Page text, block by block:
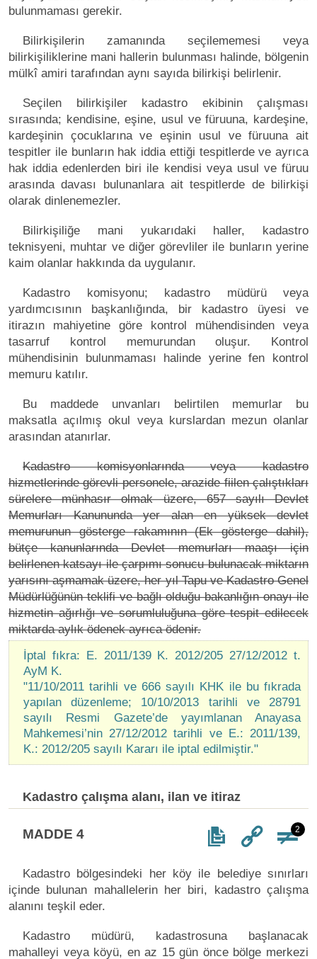
bulunmaması gerekir.
Bilirkişilerin zamanında seçilememesi veya
bilirkişiliklerine mani hallerin bulunması halinde, bölgenin
mülkî amiri tarafından aynı sayıda bilirkişi belirlenir.
Seçilen bilirkişiler kadastro ekibinin çalışması
sırasında; kendisine, eşine, usul ve füruuna, kardeşine,
kardeşinin çocuklarına ve eşinin usul ve füruuna ait
tespitler ile bunların hak iddia ettiği tespitlerde ve ayrıca
hak iddia edenlerden biri ile kendisi veya usul ve füruu
arasında davası bulunanlara ait tespitlerde de bilirkişi
olarak dinlenemezler.
Bilirkişiliğe mani yukarıdaki haller, kadastro
teknisyeni, muhtar ve diğer görevliler ile bunların yerine
kaim olanlar hakkında da uygulanır.
Kadastro komisyonu; kadastro müdürü veya
yardımcısının başkanlığında, bir kadastro üyesi ve
itirazın mahiyetine göre kontrol mühendisinden veya
tasarruf kontrol memurundan oluşur. Kontrol
mühendisinin bulunmaması halinde yerine fen kontrol
memuru katılır.
Bu maddede unvanları belirtilen memurlar bu
maksatla açılmış okul veya kurslardan mezun olanlar
arasından atanırlar.
Kadastro komisyonlarında veya kadastro
hizmetlerinde görevli personele, arazide fiilen çalıştıkları
sürelere münhasır olmak üzere, 657 sayılı Devlet
Memurları Kanununda yer alan en yüksek devlet
memurunun gösterge rakamının (Ek gösterge dahil),
bütçe kanunlarında Devlet memurları maaşı için
belirlenen katsayı ile çarpımı sonucu bulunacak miktarın
yarısını aşmamak üzere, her yıl Tapu ve Kadastro Genel
Müdürlüğünün teklifi ve bağlı olduğu bakanlığın onayı ile
hizmetin ağırlığı ve sorumluluğuna göre tespit edilecek
miktarda aylık ödenek ayrıca ödenir.
İptal fıkra: E. 2011/139 K. 2012/205 27/12/2012 t.
AyM K.
"11/10/2011 tarihli ve 666 sayılı KHK ile bu fıkrada
yapılan düzenleme; 10/10/2013 tarihli ve 28791
sayılı Resmi Gazete’de yayımlanan Anayasa
Mahkemesi’nin 27/12/2012 tarihli ve E.: 2011/139,
K.: 2012/205 sayılı Kararı ile iptal edilmiştir."
Kadastro çalışma alanı, ilan ve itiraz
MADDE 4 2
Kadastro bölgesindeki her köy ile belediye sınırları
içinde bulunan mahallelerin her biri, kadastro çalışma
alanını teşkil eder.
Kadastro müdürü, kadastrosuna başlanacak
mahalleyi veya köyü, en az 15 gün önce bölge merkezi